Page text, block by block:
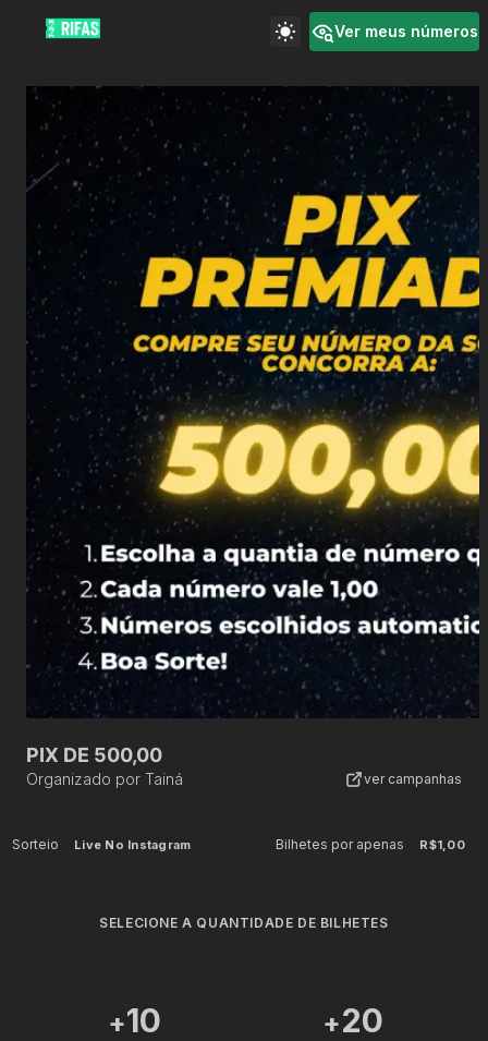
Ver meus números
PIX DE 500,00
Organizado por Tainá ver campanhas
Sorteio Live No Instagram Bilhetes por apenas R$1,00
SELECIONE A QUANTIDADE DE BILHETES
+10 +20